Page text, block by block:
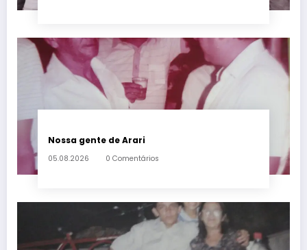
Nossa gente de Arari
05.08.2026 0 Comentários